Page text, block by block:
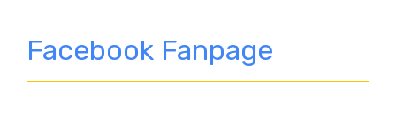
Facebook Fanpage